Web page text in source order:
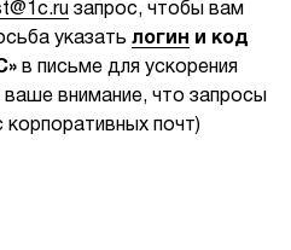
запрос, чтобы вам
указать логин
и код
в письме для ускорения
внимание, что запросы
корпоративных почт)